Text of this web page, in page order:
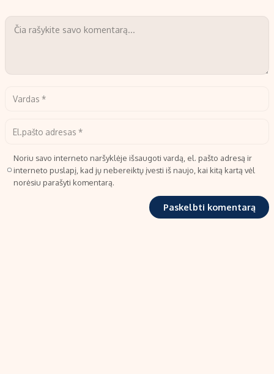
Noriu savo interneto naršyklėje išsaugoti vardą, el. pašto adresą ir
interneto puslapį, kad jų nebereiktų įvesti iš naujo, kai kitą kartą vėl
norėsiu parašyti komentarą.